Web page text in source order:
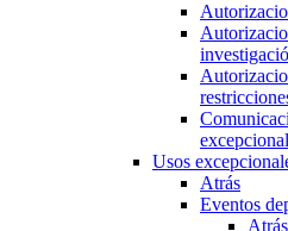
Usos
Atrás
Eventos
Atrás